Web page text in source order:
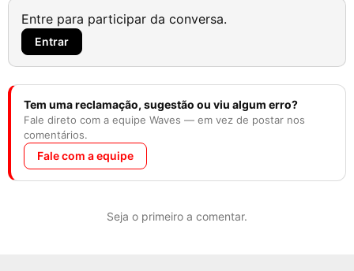
Entre para participar da conversa.
Entrar
Tem uma reclamação, sugestão ou viu algum erro?
Fale direto com a equipe Waves — em vez de postar nos
comentários.
Fale com a equipe
Seja o primeiro a comentar.